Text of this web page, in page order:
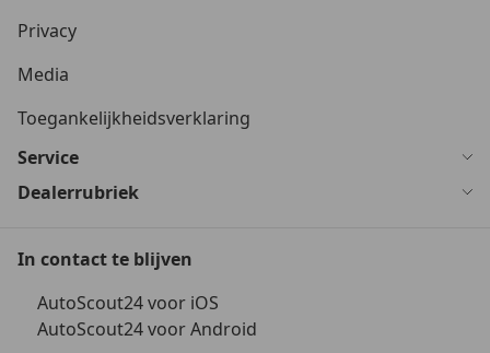
Privacy
Media
Toegankelijkheidsverklaring
Service
Dealerrubriek
In contact te blijven
AutoScout24 voor iOS
AutoScout24 voor Android